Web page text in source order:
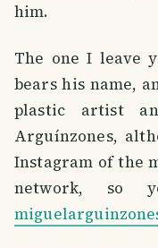
him.
The one I leave
bears his name,
plastic artist
Arguínzones,
Instagram of the
network, so